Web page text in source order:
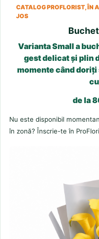
CATALOG PROFLORIST, ÎN
JOS
Varianta Small a
gest delicat și plin
momente când
de la
Nu este disponibil
în zonă? Înscrie-te în